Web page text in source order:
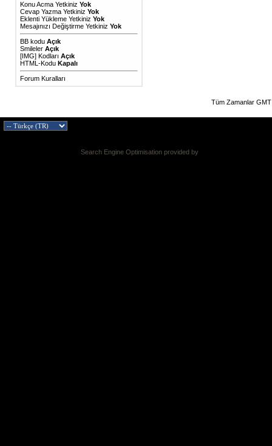
Konu Acma Yetkiniz Yok
Cevap Yazma Yetkiniz Yok
Eklenti Yükleme Yetkiniz Yok
Mesajınızı Değiştirme Yetkiniz Yok
BB kodu Açık
Smileler Açık
[IMG] Kodları Açık
HTML-Kodu Kapalı
Forum Kuralları
Tüm Zamanlar
Search Engine Optimisation provided by